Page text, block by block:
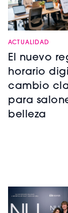
ACTUALIDAD
El nuevo
horario
cambio
para
belleza